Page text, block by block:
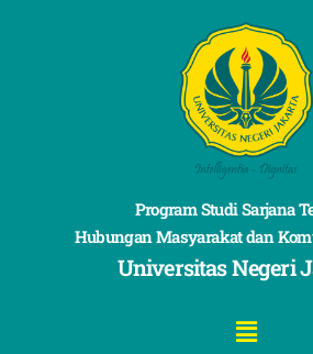
Program Studi Sarjana
Hubungan Masyarakat dan
Universitas Negeri